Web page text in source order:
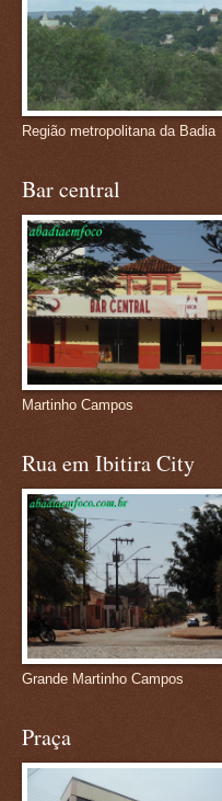
Região metropolitana da Badia
Bar central
Martinho Campos
Rua em Ibitira City
Grande Martinho Campos
Praça